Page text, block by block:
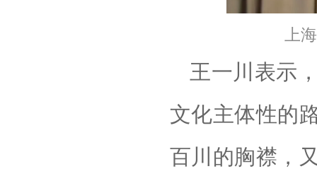
上
王一川表示
文化主体性的
百川的胸襟，